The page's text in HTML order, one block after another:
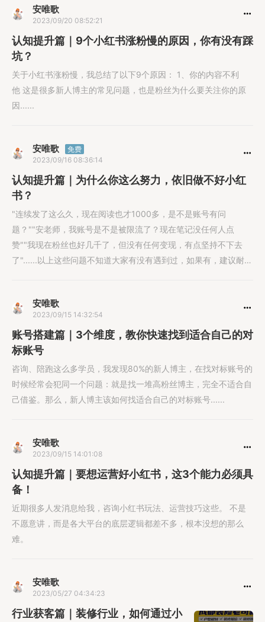
安唯歌
2023/09/20 08:52:21
认知提升篇｜9个小红书涨粉慢的原因，你有没有踩
坑？
关于小红书涨粉慢，我总结了以下9个原因： 1、你的内容不利
他 这是很多新人博主的常见问题，也是粉丝为什么要关注你的原
因......
安唯歌
免费
2023/09/16 08:36:14
认知提升篇｜为什么你这么努力，依旧做不好小红
书？
"连续发了这么久，现在阅读也才1000多，是不是账号有问
题？""安老师，我账号是不是被限流了？现在笔记没任何人点
赞""我现在粉丝也好几千了，但没有任何变现，有点坚持不下去
了"......以上这些问题不知道大家有没有遇到过，如果有，建议耐着
博主的第一天，我们就应该考虑好自己的变现方式。
安唯歌
2023/09/15 14:32:54
账号搭建篇｜3个维度，教你快速找到适合自己的对
标账号
咨询、陪跑这么多学员，我发现80%的新人博主，在找对标账号的
时候经常会犯同一个问题：就是找一堆高粉丝博主，完全不适合自
己借鉴。那么，新人博主该如何找适合自己的对标账号......
安唯歌
2023/09/15 14:01:08
认知提升篇｜要想运营好小红书，这3个能力必须具
备！
近期很多人发消息给我，咨询小红书玩法、运营技巧这些。 不是
不愿意讲，而是各大平台的底层逻辑都差不多，根本没想的那么
难。
安唯歌
2023/05/27 04:34:23
行业获客篇｜装修行业，如何通过小